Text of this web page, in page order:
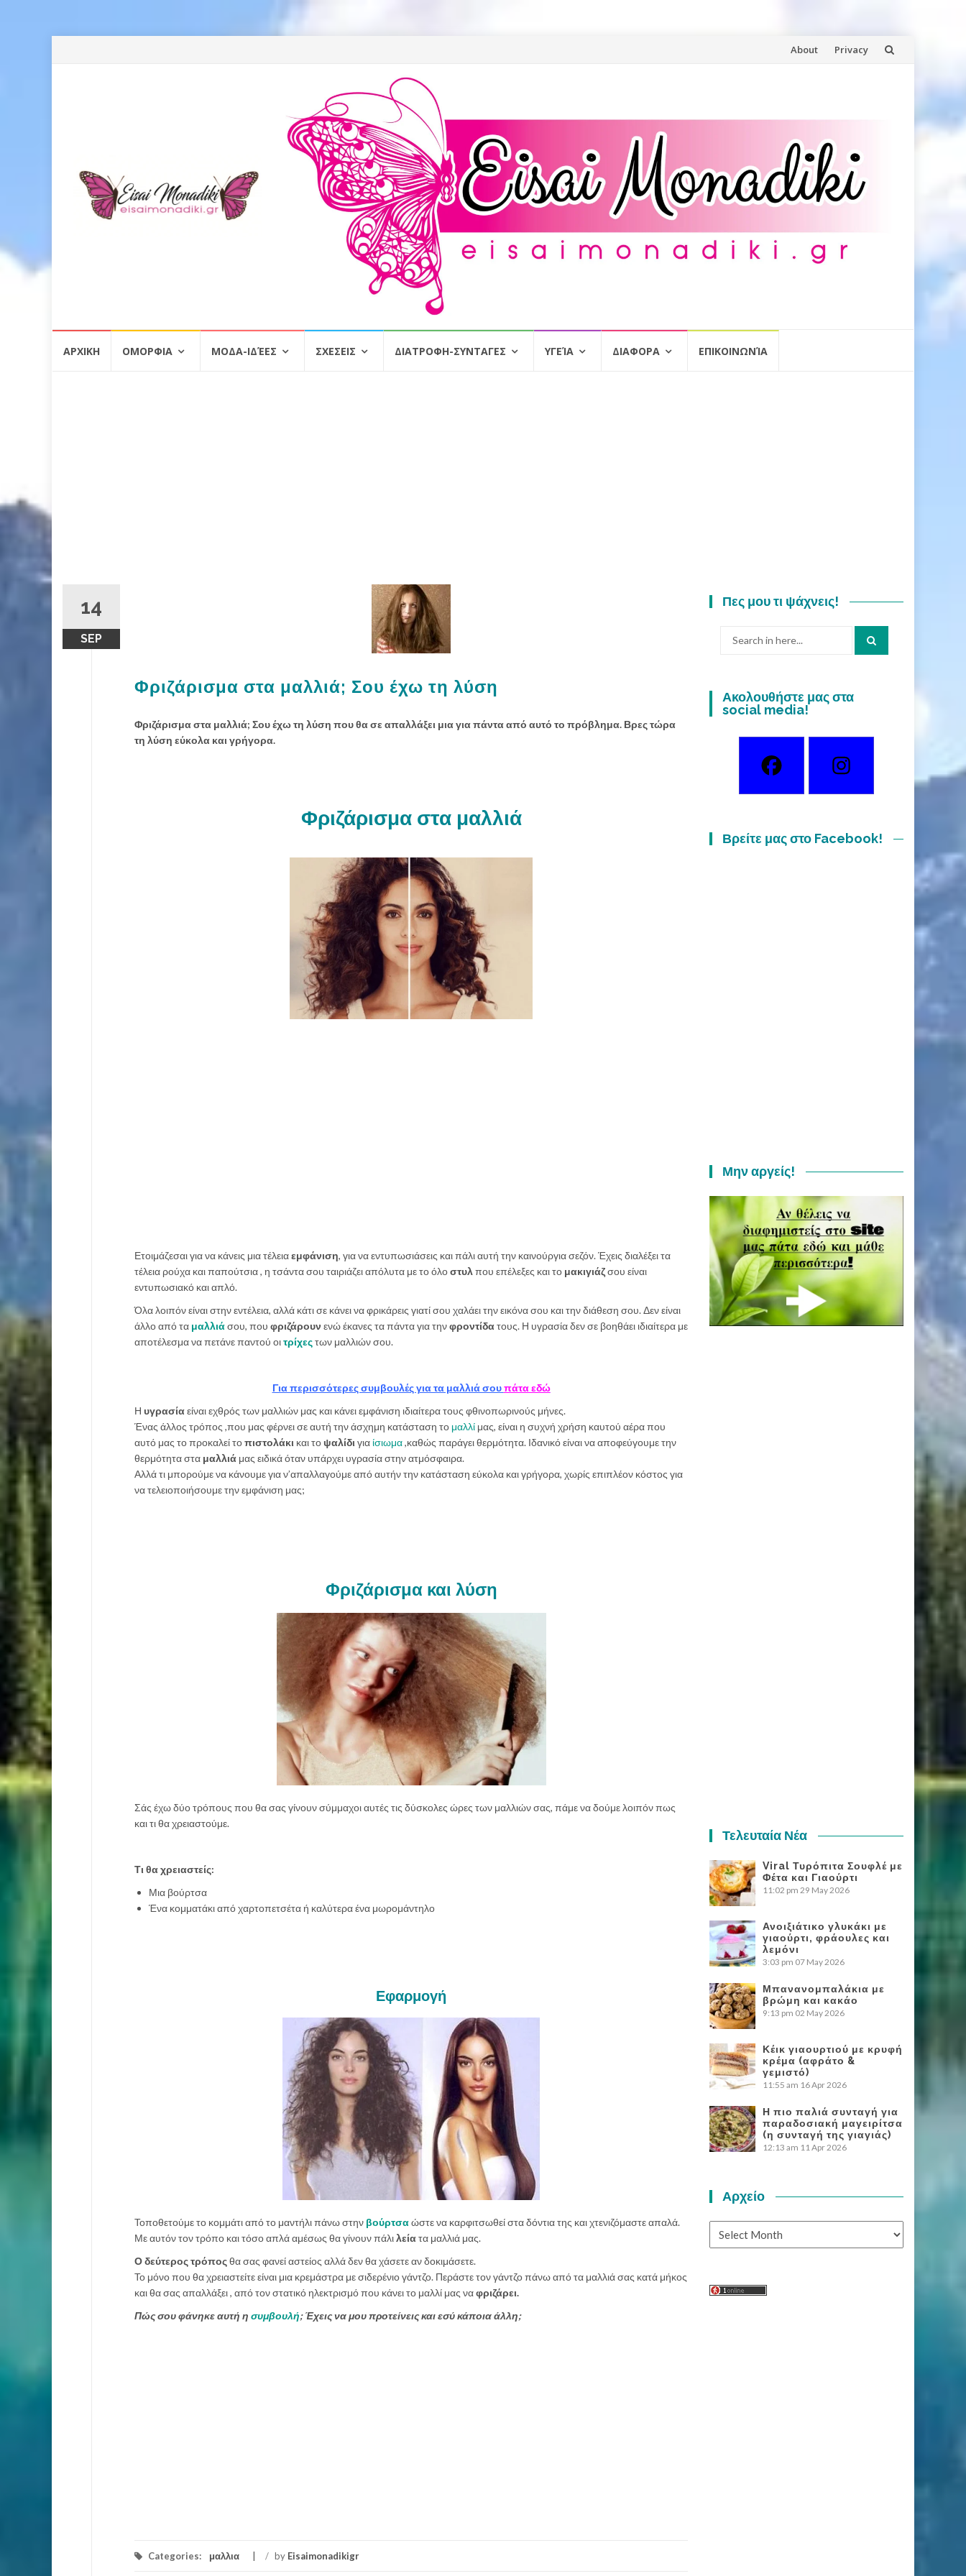
Skip
About Privacy
ΑΡΧΙΚΗ ΟΜΟΡΦΙΑ ΜΟΔΑ-ΙΔΈΕΣ ΣΧΕΣΕΙΣ ΔΙΑΤΡΟΦΗ-ΣΥΝΤΑΓΕΣ ΥΓΕΊΑ ΔΙΑΦΟΡΑ ΕΠΙΚΟΙΝΩΝΊΑ
14
SEP
Φριζάρισμα στα μαλλιά; Σου έχω τη λύση
Φριζάρισμα στα μαλλιά; Σου έχω τη λύση που θα σε απαλλάξει μια για πάντα από αυτό το πρόβλημα. Βρες τώρα
τη λύση εύκολα και γρήγορα.
Φριζάρισμα στα μαλλιά
Ετοιμάζεσαι για να κάνεις μια τέλειαεμφάνιση, για να εντυπωσιάσεις και πάλι αυτή την καινούργια σεζόν. Έχεις διαλέξει τα
τέλεια ρούχα και παπούτσια , η τσάντα σου ταιριάζει απόλυτα με το όλοστυλ που επέλεξες και το μακιγιάζσου είναι
εντυπωσιακό και απλό.
Όλα λοιπόν είναι στην εντέλεια, αλλά κάτι σε κάνει να φρικάρεις γιατί σου χαλάει την εικόνα σου και την διάθεση σου. Δεν είναι
άλλο από τα μαλλιάσου, που φριζάρουν ενώ έκανες τα πάντα για τηνφροντίδατους. Η υγρασία δεν σε βοηθάει ιδιαίτερα με
αποτέλεσμα να πετάνε παντού οιτρίχεςτων μαλλιών σου.
Για περισσότερες συμβουλές για τα μαλλιά σουπάτα εδώ
Η υγρασίαείναι εχθρός των μαλλιών μας και κάνει εμφάνιση ιδιαίτερα τους φθινοπωρινούς μήνες.
Ένας άλλος τρόπος ,που μας φέρνει σε αυτή την άσχημη κατάσταση το μαλλί μας, είναι η συχνή χρήση καυτού αέρα που
αυτό μας το προκαλεί τοπιστολάκι και το ψαλίδι για ίσιωμα,καθώς παράγει θερμότητα. Ιδανικό είναι να αποφεύγουμε την
θερμότητα στα μαλλιά μας ειδικά όταν υπάρχει υγρασία στην ατμόσφαιρα.
Αλλά τι μπορούμε να κάνουμε για ν’απαλλαγούμε από αυτήν την κατάσταση εύκολα και γρήγορα, χωρίς επιπλέον κόστος για
να τελειοποιήσουμε την εμφάνιση μας;
Φριζάρισμα και λύση
Σάς έχω δύο τρόπους που θα σας γίνουν σύμμαχοι αυτές τις δύσκολες ώρες των μαλλιών σας, πάμε να δούμε λοιπόν πως
και τι θα χρειαστούμε.
Τι θα χρειαστείς:
Μια βούρτσα
Ένα κομματάκι από χαρτοπετσέτα ή καλύτερα ένα μωρομάντηλο
Εφαρμογή
Τοποθετούμε το κομμάτι από το μαντήλι πάνω στην βούρτσαώστε να καρφιτσωθεί στα δόντια της και χτενιζόμαστε απαλά.
Με αυτόν τον τρόπο και τόσο απλά αμέσως θα γίνουν πάλιλείατα μαλλιά μας.
Ο δεύτερος τρόποςθα σας φανεί αστείος αλλά δεν θα χάσετε αν δοκιμάσετε.
Το μόνο που θα χρειαστείτε είναι μια κρεμάστρα με σιδερένιο γάντζο. Περάστε τον γάντζο πάνω από τα μαλλιά σας κατά μήκος
και θα σας απαλλάξει , από τον στατικό ηλεκτρισμό που κάνει το μαλλί μας ναφριζάρει.
Πώς σου φάνηκε αυτή η συμβουλή; Έχεις να μου προτείνεις και εσύ κάποια άλλη;
Categories: μαλλια / by Eisaimonadikigr
Πες μου τι ψάχνεις!
Ακολουθήστε μας στα
social media!
Βρείτε μας στο Facebook!
Μην αργείς!
Τελευταία Νέα
Viral Τυρόπιτα Σουφλέ με
Φέτα και Γιαούρτι
11:02 pm 29 May 2026
Ανοιξιάτικο γλυκάκι με
γιαούρτι, φράουλες και
λεμόνι
3:03 pm 07 May 2026
Μπανανομπαλάκια με
βρώμη και κακάο
9:13 pm 02 May 2026
Κέικ γιαουρτιού με κρυφή
κρέμα (αφράτο &
γεμιστό)
11:55 am 16 Apr 2026
Η πιο παλιά συνταγή για
παραδοσιακή μαγειρίτσα
(η συνταγή της γιαγιάς)
12:13 am 11 Apr 2026
Αρχείο